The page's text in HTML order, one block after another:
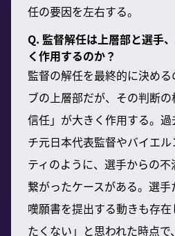
任の要因を左右する。
Q. 監督解任は上層部と選手
く作用するのか？
監督の解任を最終的に決め
ブの上層部だが、その判断
信任」が大きく作用する。
チ元日本代表監督やバイエ
ティのように、選手からの
繋がったケースがある。選
嘆願書を提出する動きも存
たくない」と思われた時点